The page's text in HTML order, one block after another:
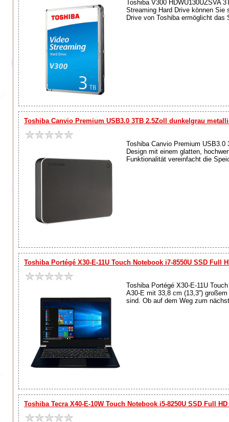
Toshiba V300 HDWU130UZSVA
Streaming Hard Drive können Sie
Drive von Toshiba ermöglicht das
Toshiba Canvio Premium USB3.0 3TB 2.5Zoll dunkelgrau
Toshiba Canvio Premium
Design mit einem glatten,
Funktionalität vereinfacht die
Toshiba Portégé X30-E-11U Touch Notebook i7-8550U SSD Full
Toshiba Portégé X30-E-11U
A30-E mit 33,8 cm (13,3”)
sind. Ob auf dem Weg zum
Toshiba Tecra X40-E-10W Touch Notebook i5-8250U SSD Full